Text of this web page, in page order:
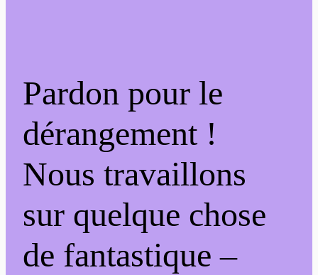
Pardon pour le
dérangement !
Nous travaillons
sur quelque chose
de fantastique –